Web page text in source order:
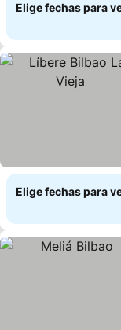
Elige fechas para
Elige fechas para